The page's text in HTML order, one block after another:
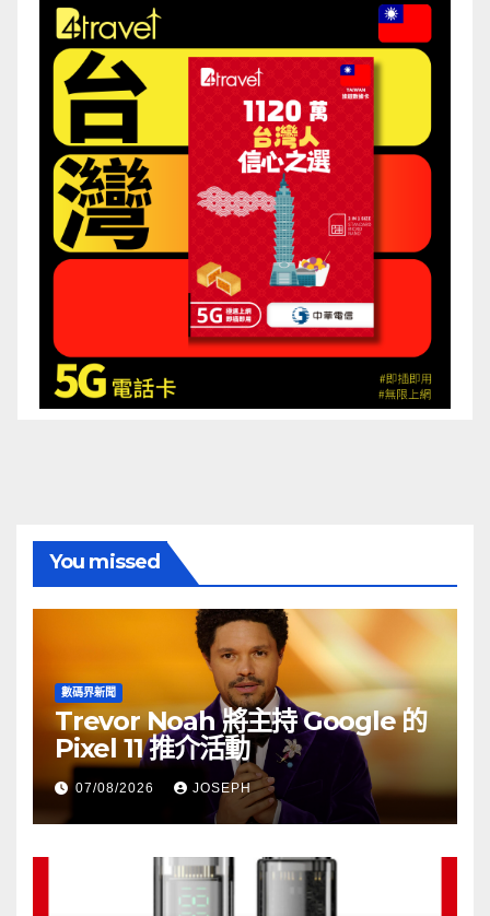
You missed
數碼界新聞
Trevor Noah 將主持 Google 的
Pixel 11 推介活動
07/08/2026 JOSEPH